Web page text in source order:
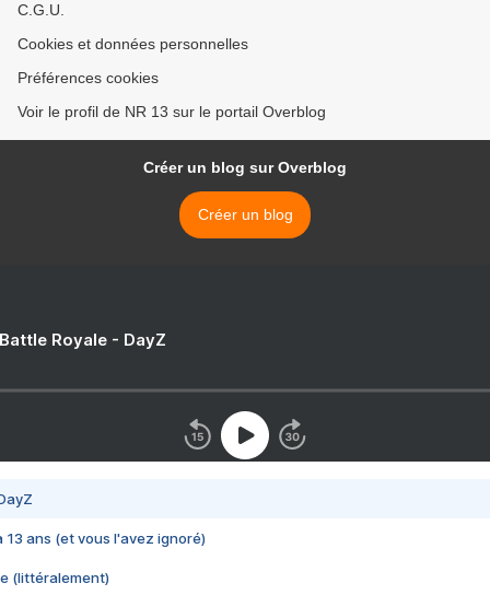
C.G.U.
Cookies et données personnelles
Préférences cookies
Voir le profil de NR 13 sur le portail Overblog
Créer un blog sur Overblog
Créer un blog
Royale - DayZ
13 ans (et vous l'avez ignoré)
(littéralement)